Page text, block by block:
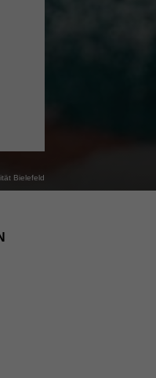
Bielefeld